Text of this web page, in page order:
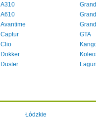
A310
A610
Avantime
Captur
Clio
Dokker
Duster
GTA
Łódzkie